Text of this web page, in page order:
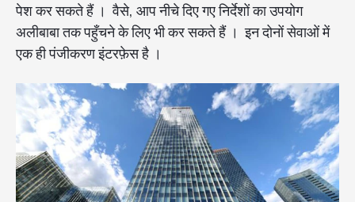
पेश कर सकते हैं । वैसे, आप नीचे दिए गए निर्देशों का उपयोग
अलीबाबा तक पहुँचने के लिए भी कर सकते हैं । इन दोनों सेवाओं में
एक ही पंजीकरण इंटरफ़ेस है ।